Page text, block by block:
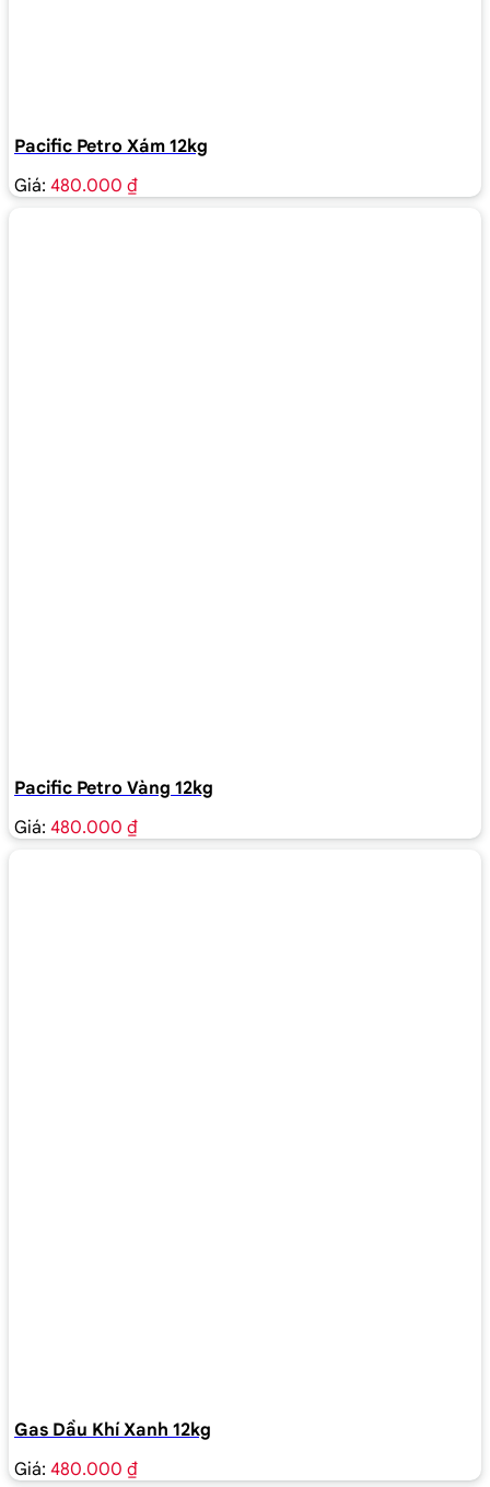
Pacific Petro Xám 12kg
Giá: 480.000 ₫
Pacific Petro Vàng 12kg
Giá: 480.000 ₫
Gas Dầu Khí Xanh 12kg
Giá: 480.000 ₫